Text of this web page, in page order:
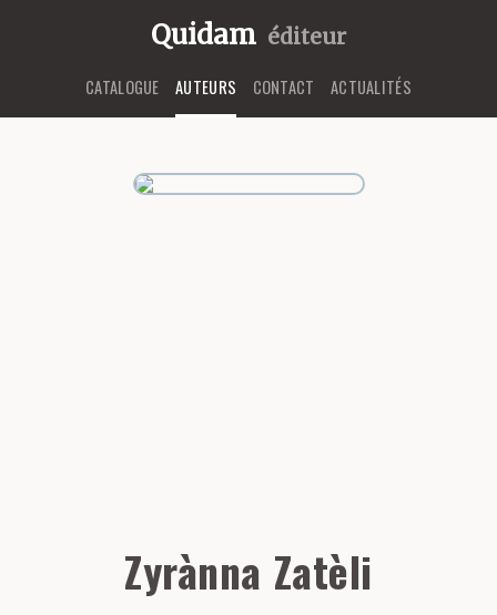
Quidam éditeur
CATALOGUE AUTEURS CONTACT ACTUALITÉS
Zyrànna Zatèli